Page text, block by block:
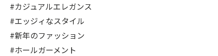
#カジュアルエレガンス
#エッジィなスタイル
#新年のファッション
#ホールガーメント